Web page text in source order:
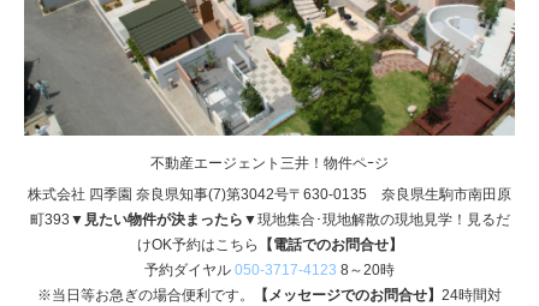
不動産エージェント三井！物件ペｰジ
株式会社 四季園 奈良県知事(7)第3042号〒630-0135 奈良県生駒市南田原
町393 ▼見たい物件が決まったら▼現地集合･現地解散の現地見学！見るだ
けOK予約はこちら
【電話でのお問合せ】
予約ダイヤル 050-3717-4123 8～20時
※当日等お急ぎの場合便利です。
【メッセージでのお問合せ】 24時間対